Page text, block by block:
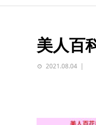
美人百
2021.08.04